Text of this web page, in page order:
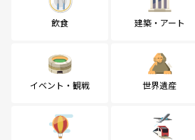
飲食 建築・アート
イベント・観戦 世界遺産